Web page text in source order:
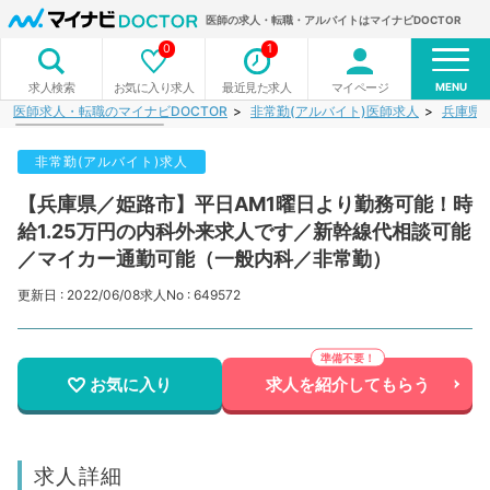
医師の求人・転職・アルバイトはマイナビDOCTOR
求人検索 お気に入り求人
0
最近見た求人
1
マイページ MENU
医師求人・転職のマイナビDOCTOR 非常勤(アルバイト)医師求人 兵庫県
非常勤(アルバイト)求人
【兵庫県／姫路市】平日AM1曜日より勤務可能！時
給1.25万円の内科外来求人です／新幹線代相談可能
／マイカー通勤可能（一般内科／非常勤）
更新日 : 2022/06/08求人No : 649572
お気に入り 求人を紹介してもらう
求人詳細